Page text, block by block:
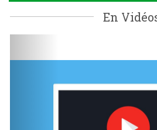
électriques
Engagée dans la transition
des mobilités durables, la Ville
En